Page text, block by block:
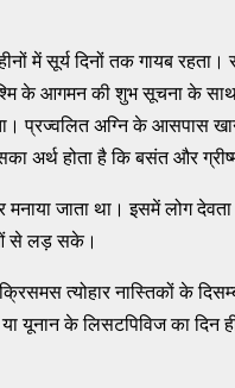
में सूर्य दिनों तक गायब
के आगमन की शुभ सूचना के
प्रज्वलित अग्नि के आसपास
अर्थ होता है कि बसंत और
मनाया जाता था। इसमें लोग
से लड़ सके।
त्योहार नास्तिकों के
यूनान के लिसटपिविज का दिन